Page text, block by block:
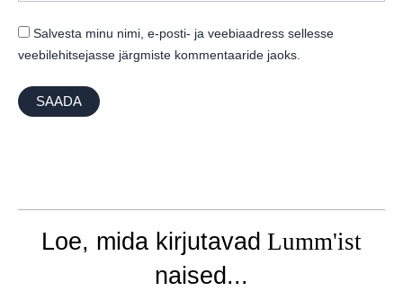
Salvesta minu nimi, e-posti- ja veebiaadress sellesse
veebilehitsejasse järgmiste kommentaaride jaoks.
Loe, mida kirjutavad Lumm'ist
naised...